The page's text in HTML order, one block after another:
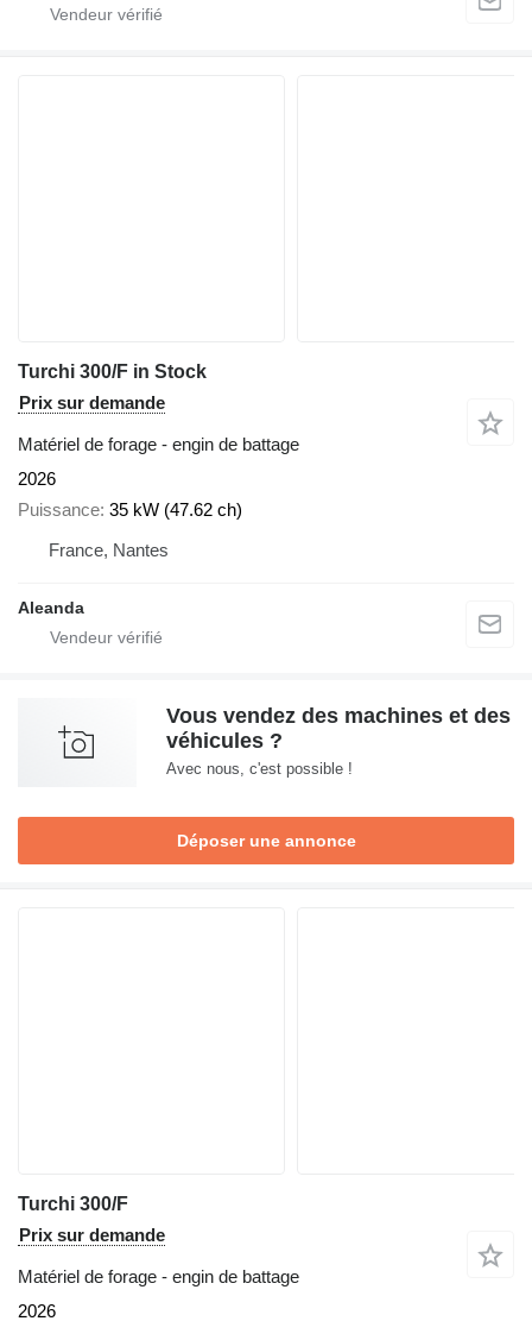
Turchi 300/F in Stock
Prix sur demande
Matériel de forage - engin de battage
2026
Puissance 35 kW (47.62 ch)
France, Nantes
Aleanda
Vous vendez des machines et des
véhicules ?
Avec nous, c'est possible !
Déposer une annonce
Turchi 300/F
Prix sur demande
Matériel de forage - engin de battage
2026